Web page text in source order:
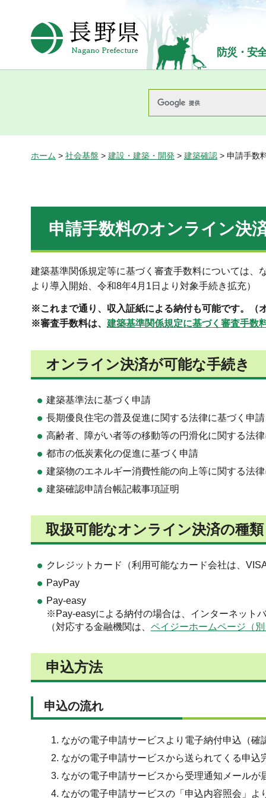
長野県Nagano Prefecture
防災・安
ホーム > 社会基盤 > 建設・建築・開発 > 建築確認 > 申請手数
申請手数料のオンライン決
建築基準関係規定等に基づく審査手数料については
より導入開始、令和8年4月1日より対象手続き拡充）
※これまで通り、収入証紙による納付も可能です。（
※審査手数料は、 建築基準関係規定に基づく審査手数
オンライン決済が可能な手続き
建築基準法に基づく申請
長期優良住宅の普及促進に関する法律に基づく申請
高齢者、障がい者等の移動等の円滑化に関する法
都市の低炭素化の促進に基づく申請
建築物のエネルギー消費性能の向上等に関する法
建築確認申請台帳記載事項証明
取扱可能なオンライン決済の種類
クレジットカード（利用可能なカード会社は、
PayPay
Pay-easy
※Pay-easyによる納付の場合は、インターネット
（対応する金融機関は、 ペイジーホームページ（
申込方法
申込の流れ
ながの電子申請サービスより電子納付申込（確
ながの電子申請サービスから送られてくる申込
ながの電子申請サービスから受理通知メールが
ながの電子申請サービスの「申込内容照会」よ